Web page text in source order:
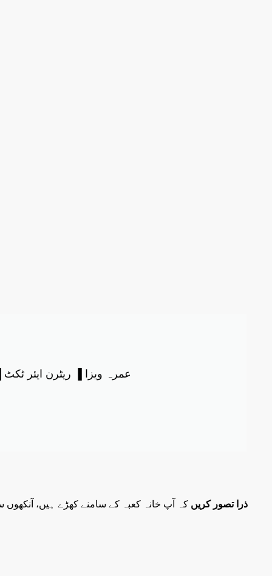
عمرہ ویزا ▐ ریٹرن ایئر ٹکٹ ▐
ذرا تصور کریں کہ آپ خانہ کعبہ کے سامنے کھڑے ہیں،